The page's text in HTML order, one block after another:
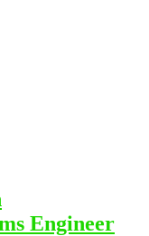
Engineer